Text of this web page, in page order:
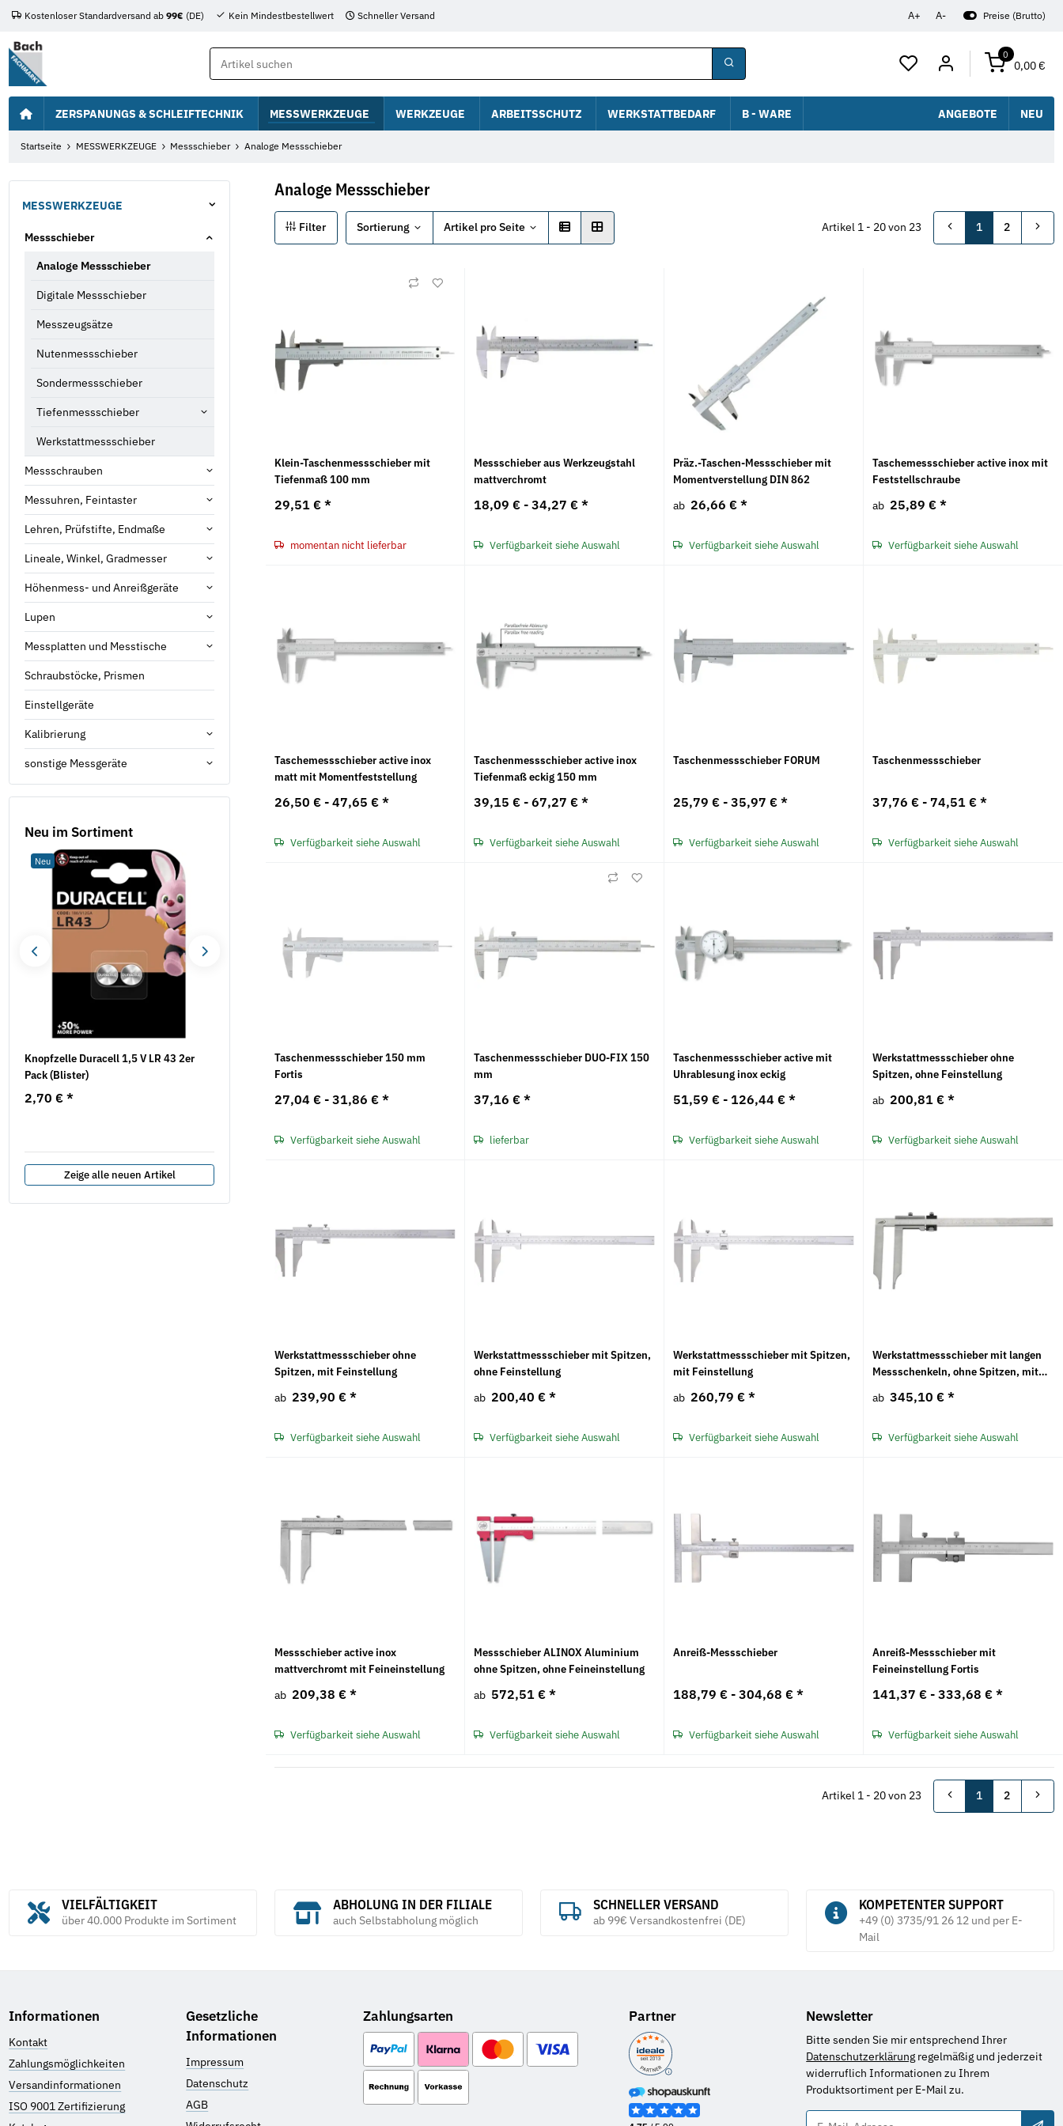
A+ A- Preise (Brutto)
Kostenloser Standardversand ab 99€ (DE) Kein Mindestbestellwert Schneller Versand
0
0,00 €
ZERSPANUNGS & SCHLEIFTECHNIK MESSWERKZEUGE WERKZEUGE ARBEITSSCHUTZ WERKSTATTBEDARF B - WARE ANGEBOTE NEU
Startseite MESSWERKZEUGE Messschieber Analoge Messschieber
Analoge Messschieber
Filter Sortierung Artikel pro Seite Artikel 1 - 20 von 23 1 2
Klein-Taschenmessschieber mit
Tiefenmaß 100 mm
29,51 €*
momentan nicht lieferbar
Messschieber aus Werkzeugstahl
mattverchromt
18,09 € -34,27 €*
Verfügbarkeit siehe Auswahl
Präz.-Taschen-Messschieber mit
Momentverstellung DIN 862
ab 26,66 € *
Verfügbarkeit siehe Auswahl
Taschemessschieber active inox mit
Feststellschraube
ab 25,89 € *
Verfügbarkeit siehe Auswahl
Taschemessschieber active inox
matt mit Momentfeststellung
26,50 € -47,65 €*
Verfügbarkeit siehe Auswahl
Taschenmessschieber active inox
Tiefenmaß eckig 150 mm
39,15 € -67,27 €*
Verfügbarkeit siehe Auswahl
Taschenmessschieber FORUM
25,79 € -35,97 €*
Verfügbarkeit siehe Auswahl
Taschenmessschieber
37,76 € - 74,51 €*
Verfügbarkeit siehe Auswahl
Taschenmessschieber 150 mm
Fortis
27,04 € -31,86 €*
Verfügbarkeit siehe Auswahl
Taschenmessschieber DUO-FIX 150
mm
37,16 €*
lieferbar
Taschenmessschieber active mit
Uhrablesung inox eckig
51,59 € - 126,44 €*
Verfügbarkeit siehe Auswahl
Werkstattmessschieber ohne
Spitzen, ohne Feinstellung
ab 200,81 € *
Verfügbarkeit siehe Auswahl
Werkstattmessschieber ohne
Spitzen, mit Feinstellung
ab 239,90 € *
Verfügbarkeit siehe Auswahl
Werkstattmessschieber mit Spitzen,
ohne Feinstellung
ab 200,40 € *
Verfügbarkeit siehe Auswahl
Werkstattmessschieber mit Spitzen,
mit Feinstellung
ab 260,79 € *
Verfügbarkeit siehe Auswahl
Werkstattmessschieber mit langen
Messschenkeln, ohne Spitzen, mit
ab 345,10 € *
Verfügbarkeit siehe Auswahl
Messschieber active inox
mattverchromt mit Feineinstellung
ab 209,38 € *
Verfügbarkeit siehe Auswahl
Messschieber ALINOX Aluminium
ohne Spitzen, ohne Feineinstellung
ab 572,51 € *
Verfügbarkeit siehe Auswahl
Anreiß-Messschieber
188,79 € -304,68 €*
Verfügbarkeit siehe Auswahl
Anreiß-Messschieber mit
Feineinstellung Fortis
141,37 € -333,68 €*
Verfügbarkeit siehe Auswahl
Artikel 1 - 20 von 23 1 2
MESSWERKZEUGE
Messschieber
Analoge Messschieber
Digitale Messschieber
Messzeugsätze
Nutenmessschieber
Sondermessschieber
Tiefenmessschieber
Werkstattmessschieber
Messschrauben
Messuhren, Feintaster
Lehren, Prüfstifte, Endmaße
Lineale, Winkel, Gradmesser
Höhenmess- und Anreißgeräte
Lupen
Messplatten und Messtische
Schraubstöcke, Prismen
Einstellgeräte
Kalibrierung
sonstige Messgeräte
Neu im Sortiment
Neu
Knopfzelle Duracell 1,5 V LR 43 2er
Pack (Blister)
2,70 € *
Klebeband - BOPP 50 mm x 66 m, leise
abrollend
*
Hochleistungs-Schneidfett opta®
Akawax
9,25 € -17,74 €
10x Trennscheiben - SP 125x1,0x23
INOX, TF 41 (616399000) 100 Jahre
Taschenbandmaß PRO-FLEX 3 m
6,58 €*
Zeige alle neuen Artikel
VIELFÄLTIGKEIT
über 40.000 Produkte im Sortiment
ABHOLUNG IN DER FILIALE
auch Selbstabholung möglich
SCHNELLER VERSAND
ab 99€ Versandkostenfrei (DE)
KOMPETENTER SUPPORT
+49 (0) 3735/91 26 12 und per E-
Mail
Informationen
Kontakt
Zahlungsmöglichkeiten
Versandinformationen
ISO 9001 Zertifizierung
Gesetzliche
Informationen
Impressum
Datenschutz
AGB
Zahlungsarten Partner Newsletter
Bitte senden Sie mir entsprechend Ihrer
Datenschutzerklärung regelmäßig und jederzeit
widerruflich Informationen zu Ihrem
Produktsortiment per E-Mail zu.